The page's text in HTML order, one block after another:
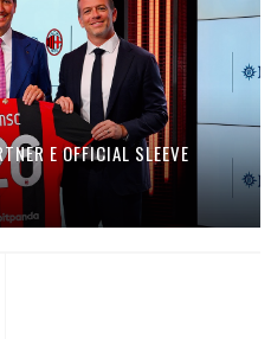
E OFFICIAL SLEEVE